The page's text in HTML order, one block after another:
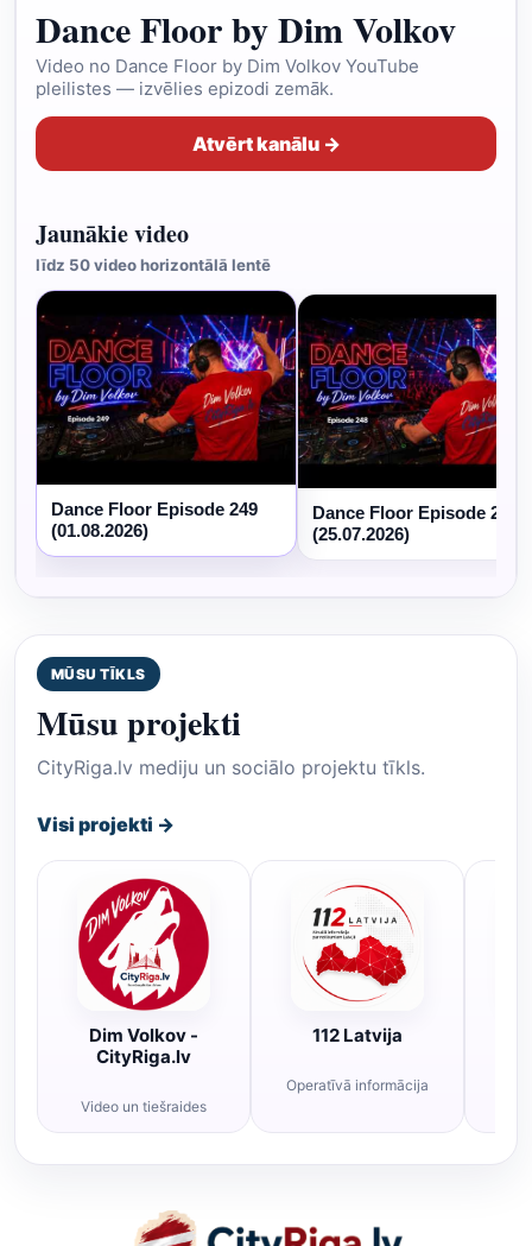
Dance Floor by Dim Volkov
Video no Dance Floor by Dim Volkov YouTube
pleilistes — izvēlies epizodi zemāk.
Atvērt kanālu →
Jaunākie video
līdz 50 video horizontālā lentē
Dance Floor Episode 249
(01.08.2026)
Dance Floor Episode 248
(25.07.2026)
MŪSU TĪKLS
Mūsu projekti
CityRiga.lv mediju un sociālo projektu tīkls.
Visi projekti →
Dim Volkov -
CityRiga.lv
Video un tiešraides
112 Latvija
Operatīvā informācija